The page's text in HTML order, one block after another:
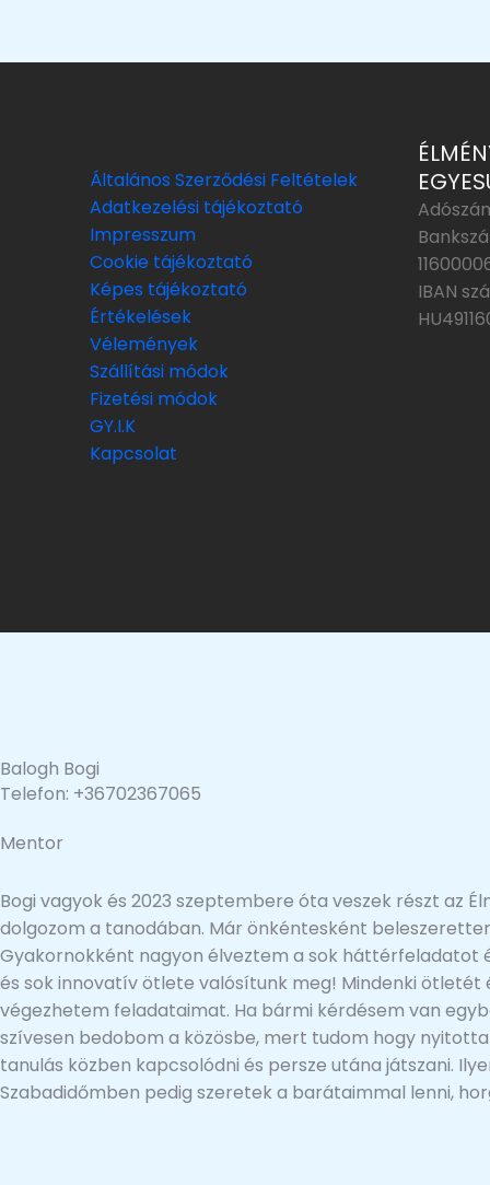
Általános Szerződési Feltételek
Adatkezelési tájékoztató
Impresszum
Cookie tájékoztató
Képes tájékoztató
Értékelések
Vélemények
Szállítási módok
Fizetési módok
GY.I.K
Kapcsolat
IBAN
Balogh Bogi
Telefon: +36702367065
Mentor
Bogi vagyok és 2023 szeptembere óta veszek részt az
dolgozom a tanodában. Már önkéntesként
Gyakornokként nagyon élveztem a sok
és sok innovatív ötlete valósítunk meg! Mindenki ötletét
végezhetem feladataimat. Ha bármi kérdésem van
szívesen bedobom a közösbe, mert tudom hogy
tanulás közben kapcsolódni és persze utána játszani.
Szabadidőmben pedig szeretek a barátaimmal lenni,